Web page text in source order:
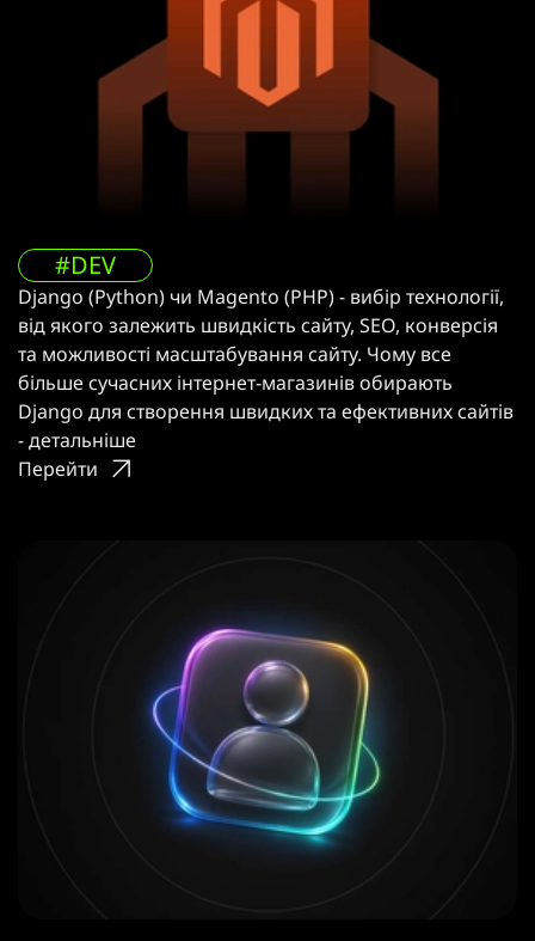
#DEV
Django (Python) чи Magento (PHP) - вибір технології,
від якого залежить швидкість сайту, SEO, конверсія
та можливості масштабування сайту. Чому все
більше сучасних інтернет-магазинів обирають
Django для створення швидких та ефективних сайтів
- детальніше
Перейти